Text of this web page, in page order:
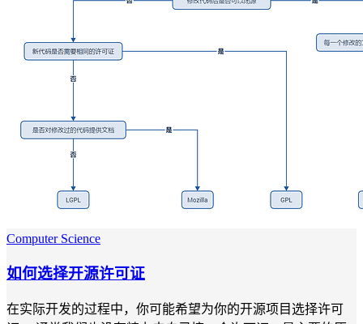
Computer Science
如何选择开源许可证
在实际开发的过程中，你可能希望为你的开源项目选择许可